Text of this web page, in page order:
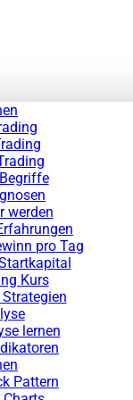
werden
pro Tag
Kurs
lernen
Pattern